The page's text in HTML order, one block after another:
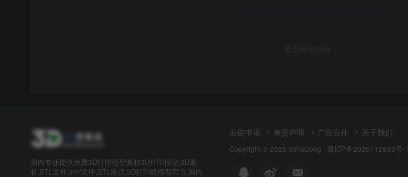
暂无评论内容
国内专业提供免费3D打印模型素材3D打印模型,3D素
材,STL文件,3mf文件,STL格式,3D打印机模型官方,国内
友链申请 免责声明 广告合作 关于我们
Copyright © 2025 3dhezong · 冀ICP备2025112993号-1